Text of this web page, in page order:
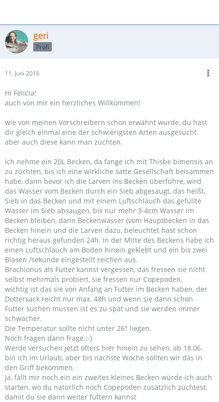
geri
Profi
11. Juni 2016
Hi Felicia!
auch von mir ein herzliches Willkommen!
wie von meinen Vorschreibern schon erwähnt wurde, du hast
dir gleich einmal eine der schwierigsten Arten ausgesucht.
aber auch diese kann man züchten.
Ich nehme ein 20L Becken, da fange ich mit Thisbe bimensis an
zu züchten, bis ich eine wirkliche satte Gesellschaft beisammen
habe, dann bevor ich die Larven ins Becken überführe, wird
das Wasser vom Becken durch ein Sieb abgesaugt, das heißt,
Sieb in das Becken und mit einem Luftschlauch das gefüllte
Wasser im Sieb absaugen, bis nur mehr 3-4cm Wasser im
Becken bleiben, dann Beckenwasser (vom Hauptbecken in das
Becken hinein und die Larven dazu, beleuchtet hast schon
richtig heraus gefunden 24h. In der Mitte des Beckens habe ich
einen Luftschlauch am Boden hinein geklebt und ein bis zwei
Blasen /sekunde eingestellt reichen aus.
Brachionus als Futter kannst vergessen, das fressen sie nicht
selbst mehrmals probiert, sie fressen nur Copepoden.
wichtig ist das sie von Anfang an Futter im Becken haben, der
Dottersack reicht nur max. 48h und wenn sie dann schon
Futter suchen müssen ist es zu spät und sie werden immer
schwächer.
Die Temperatur sollte nicht unter 26° liegen.
Noch fragen dann frage.;-)
Werde versuchen jetzt öfters hier hinein zu sehen, ab 18.06.
bin ich im Urlaub, aber bis nächste Woche sollten wir das in
den Griff bekommen.
Ja, fällt mir noch ein ein zweites kleines Becken würde ich auch
starten, wo du natürlich noch Copepoden zusätzlich züchtest,
damit du sie dann weiter füttern kannst